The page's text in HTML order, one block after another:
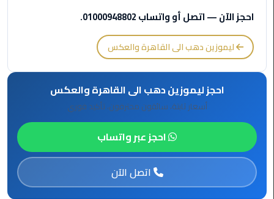
الفيوم
مطار
القاهرة
ليموزين
دهب
مكاتب
ليموزين
الاسكندرية
احجز الآن — اتصل أو واتساب 01000948802.
ليموزين دهب الى القاهرة والعكس
احجز ليموزين دهب الى القاهرة والعكس
أسعار ثابتة، سائقون محترفون، تأكيد فوري
احجز عبر واتساب
اتصل الآن